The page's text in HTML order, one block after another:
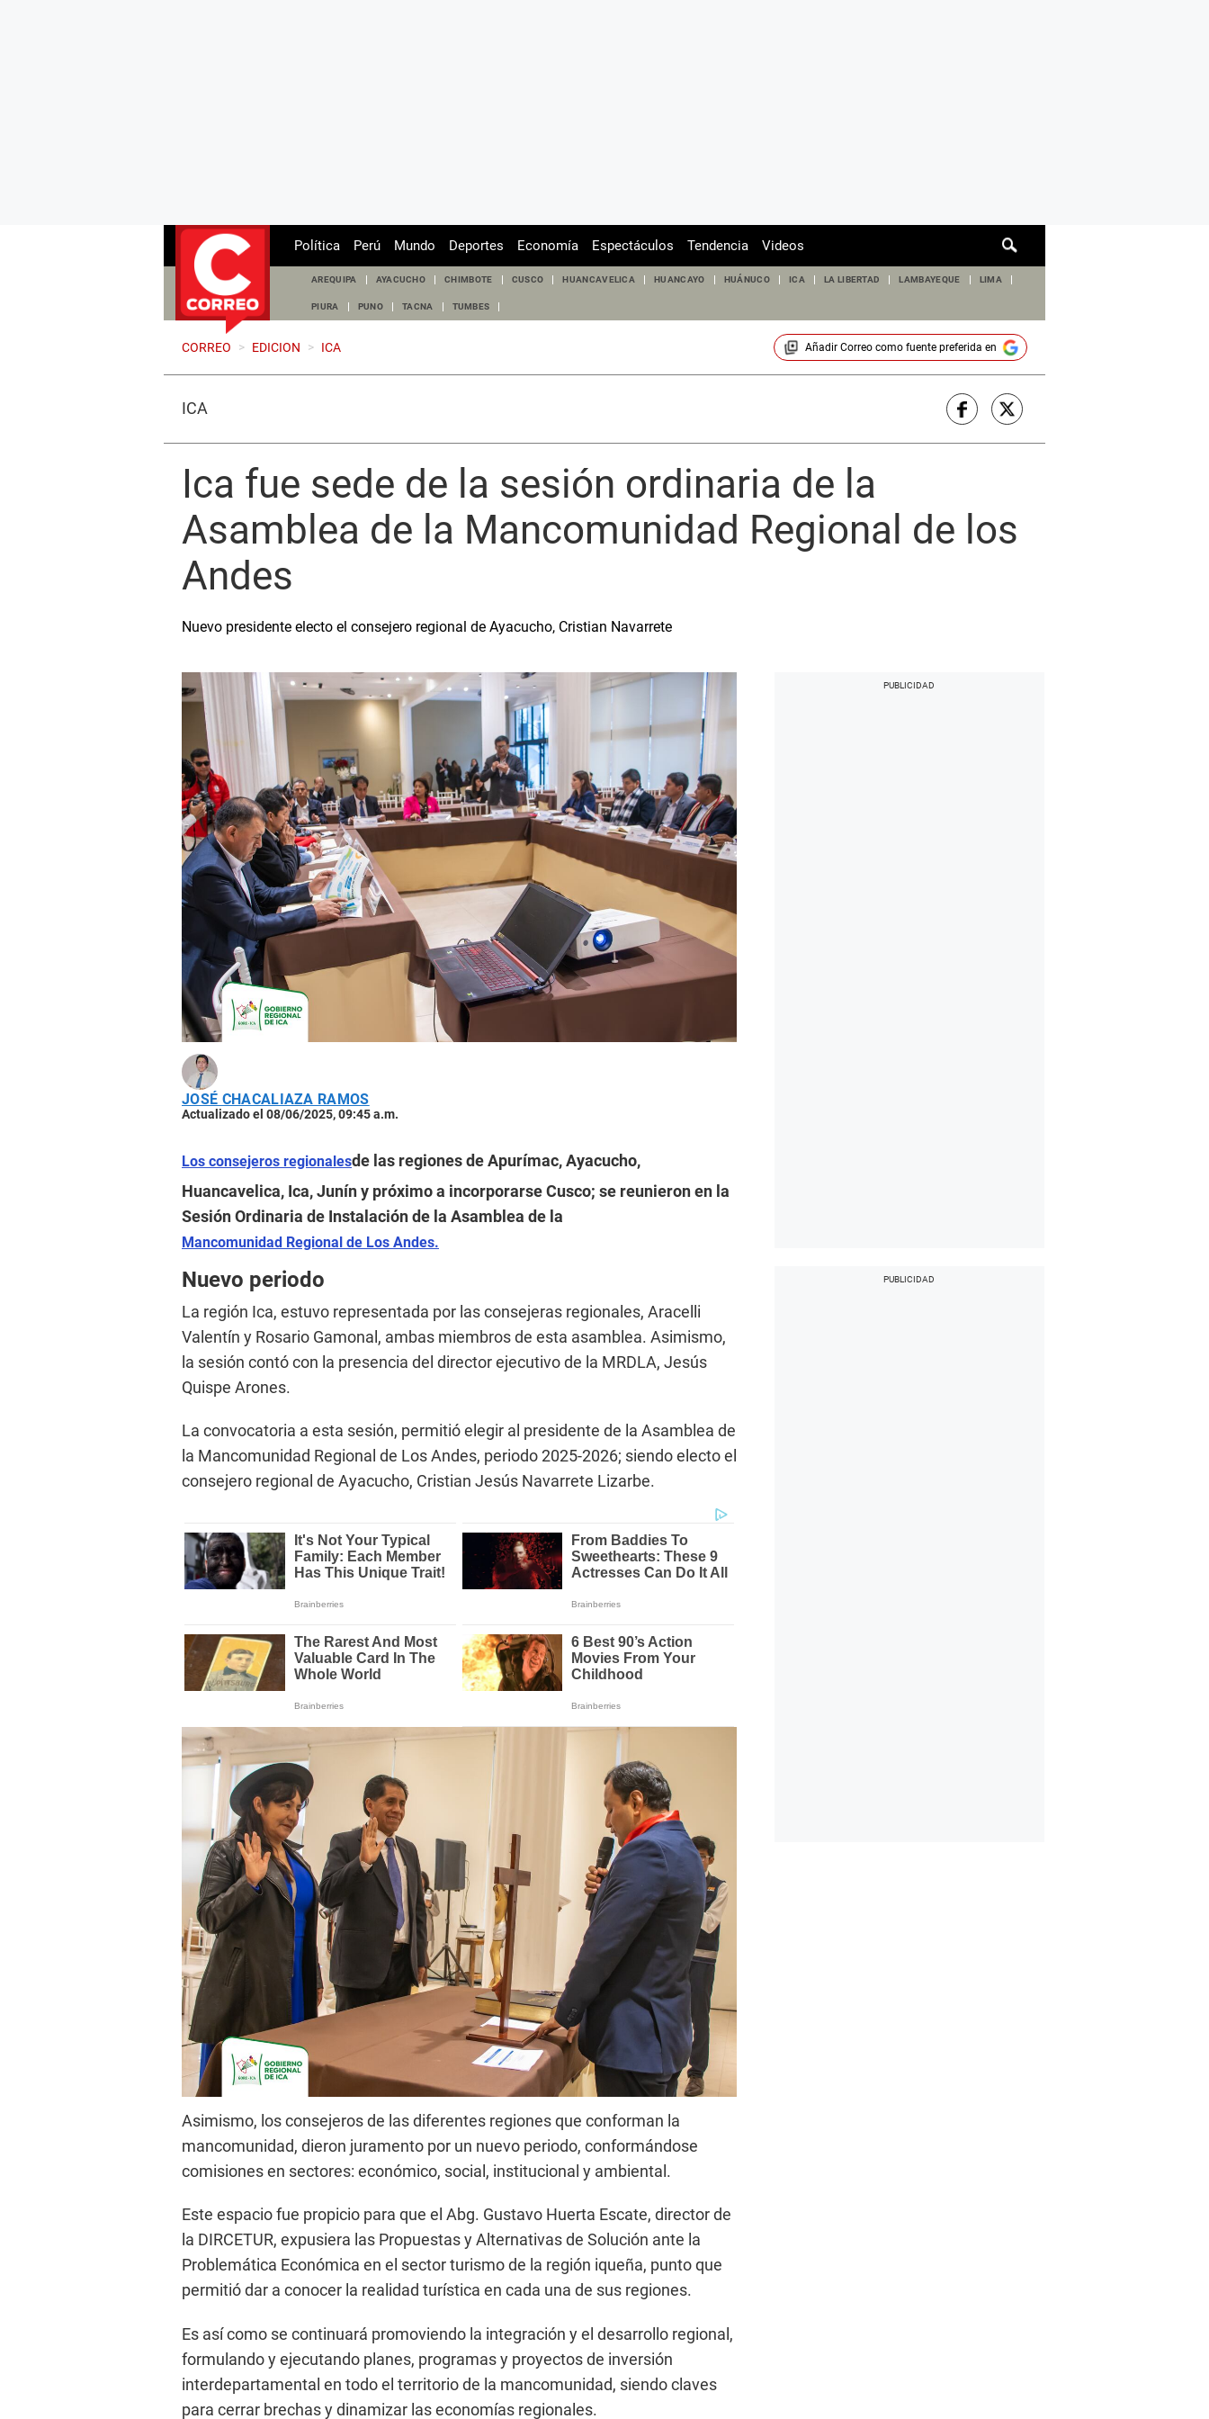
de
Política Perú Mundo Deportes Economía Espectáculos Tendencia Videos
AREQUIPA AYACUCHO CHIMBOTE CUSCO HUANCAVELICA HUANCAYO HUÁNUCO ICA LA LIBERTAD LAMBAYEQUE LIMA
PIURA PUNO TACNA TUMBES
CORREO > EDICION > ICA Añadir Correocomo fuente preferida en
ICA
Ica fue sede de la sesión ordinaria de la
Asamblea de la Mancomunidad Regional de los
Andes
Nuevo presidente electo el consejero regional de Ayacucho, Cristian Navarrete
JOSÉ CHACALIAZA RAMOS
Actualizado el 08/06/2025, 09:45 a.m.
Los consejeros regionalesde las regiones de Apurímac, Ayacucho,
Huancavelica, Ica, Junín y próximo a incorporarse Cusco; se reunieron en la
Sesión Ordinaria de Instalación de la Asamblea de la
Mancomunidad Regional de Los Andes.
Nuevo periodo
La región Ica, estuvo representada por las consejeras regionales, Aracelli
Valentín y Rosario Gamonal, ambas miembros de esta asamblea. Asimismo,
la sesión contó con la presencia del director ejecutivo de la MRDLA, Jesús
Quispe Arones.
La convocatoria a esta sesión, permitió elegir al presidente de la Asamblea de
la Mancomunidad Regional de Los Andes, periodo 2025-2026; siendo electo el
consejero regional de Ayacucho, Cristian Jesús Navarrete Lizarbe.
Asimismo, los consejeros de las diferentes regiones que conforman la
mancomunidad, dieron juramento por un nuevo periodo, conformándose
comisiones en sectores: económico, social, institucional y ambiental.
Este espacio fue propicio para que el Abg. Gustavo Huerta Escate, director de
la DIRCETUR, expusiera las Propuestas y Alternativas de Solución ante la
Problemática Económica en el sector turismo de la región iqueña, punto que
permitió dar a conocer la realidad turística en cada una de sus regiones.
Es así como se continuará promoviendo la integración y el desarrollo regional,
formulando y ejecutando planes, programas y proyectos de inversión
interdepartamental en todo el territorio de la mancomunidad, siendo claves
para cerrar brechas y dinamizar las economías regionales.